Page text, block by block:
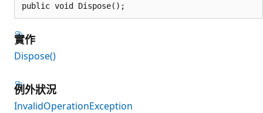
public void Dispose();
實作
Dispose()
例外狀況
InvalidOperationException